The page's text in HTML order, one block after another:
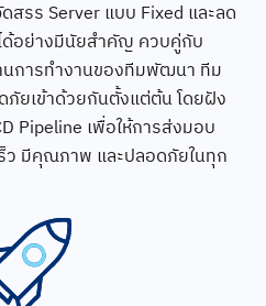
รร Server แบบ Fixed และลด
อย่างมีนัยสำคัญ ควบคู่กับ
นการทำงานของทีมพัฒนา ทีม
ยเข้าด้วยกันตั้งแต่ต้น โดยฝัง
Pipeline เพื่อให้การส่งมอบ
ว มีคุณภาพ และปลอดภัยในทุก